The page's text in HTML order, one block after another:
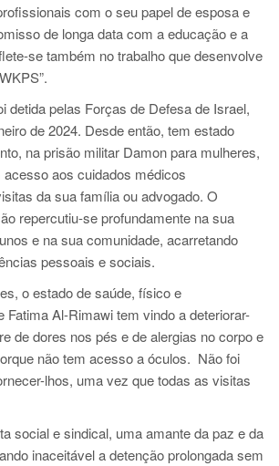
com o seu papel de esposa e
de longa data com a educação e a
se também no trabalho que desenvolve
detida pelas Forças de Defesa de Israel,
de 2024. Desde então, tem estado
na prisão militar Damon para mulheres,
aos cuidados médicos
da sua família ou advogado. O
repercutiu-se profundamente na sua
e na sua comunidade, acarretando
pessoais e sociais.
o estado de saúde, físico e
Fatima Al-Rimawi tem vindo a deteriorar-
de dores nos pés e de alergias no corpo e
não tem acesso a óculos. Não foi
lhos, uma vez que todas as visitas
social e sindical, uma amante da paz e da
inaceitável a detenção prolongada sem